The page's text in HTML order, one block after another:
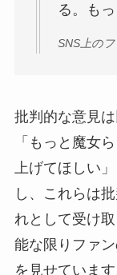
る。も
SNS上の
批判的な意見
「もっと魔女
上げてほしい
し、これらは
れとして受け
能な限りファ
を見せていま